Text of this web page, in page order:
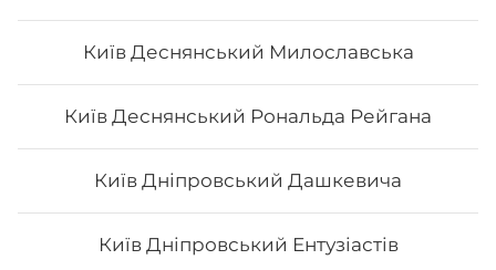
Київ Деснянський Милославська
Київ Деснянський Рональда Рейгана
Київ Дніпровський Дашкевича
Київ Дніпровський Ентузіастів
Фудзі
спайсі, кунжут, унагі
222₴ Хочу